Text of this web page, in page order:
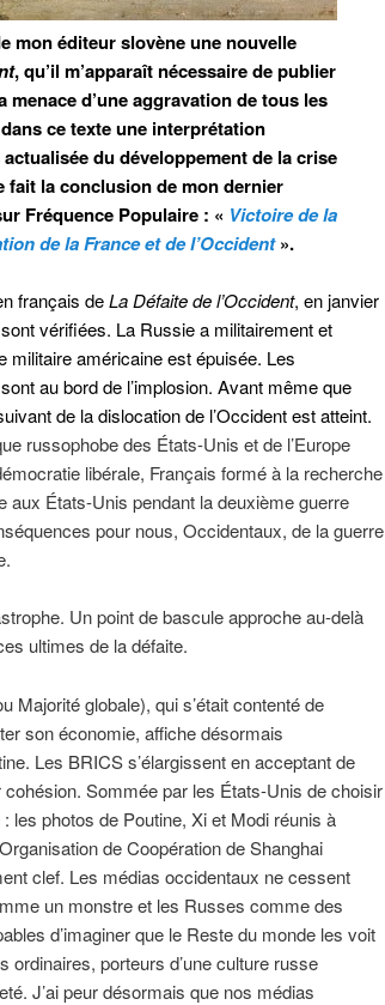
mon éditeur slovène une nouvelle
, qu’il m’apparaît nécessaire de publier
d’une aggravation de tous les
ce texte une interprétation
du développement de la crise
fait la conclusion de mon dernier
Fréquence Populaire : « Victoire de la
de la France et de l’Occident».
français deLa Défaite de l’Occident, en janvier
vérifiées. La Russie a militairement et
militaire américaine est épuisée. Les
au bord de l’implosion. Avant même que
de la dislocation de l’Occident est atteint.
russophobe des États-Unis et de l’Europe
libérale, Français formé à la recherche
aux États-Unis pendant la deuxième guerre
pour nous, Occidentaux, de la guerre
Un point de bascule approche au-delà
ultimes de la défaite.
Majorité globale), qui s’était contenté de
son économie, affiche désormais
Les BRICS s’élargissent en acceptant de
Sommée par les États-Unis de choisir
les photos de Poutine, Xi et Modi réunis à
de Coopération de Shanghai
clef. Les médias occidentaux ne cessent
un monstre et les Russes comme des
d’imaginer que le Reste du monde les voit
porteurs d’une culture russe
J’ai peur désormais que nos médias